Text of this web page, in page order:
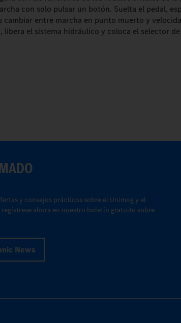
con solo pulsar un botón. Suelta el pedal,
cambiar entre marcha en punto muerto y
el sistema hidráulico y coloca el selector
y consejos prácticos sobre el Unimog y el
ahora en nuestro boletín gratuito sobre
News